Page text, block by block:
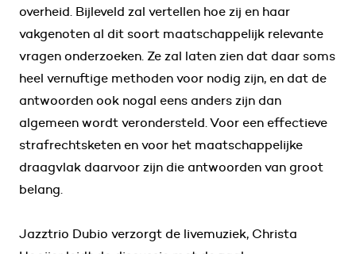
overheid. Bijleveld zal vertellen hoe zij en haar
vakgenoten al dit soort maatschappelijk relevante
vragen onderzoeken. Ze zal laten zien dat daar soms
heel vernuftige methoden voor nodig zijn, en dat de
antwoorden ook nogal eens anders zijn dan
algemeen wordt verondersteld. Voor een effectieve
strafrechtsketen en voor het maatschappelijke
draagvlak daarvoor zijn die antwoorden van groot
belang.
Jazztrio Dubio verzorgt de livemuziek, Christa